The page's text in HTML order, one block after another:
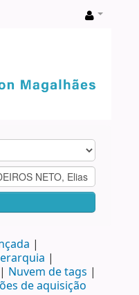
Nuvem de tags
de aquisição